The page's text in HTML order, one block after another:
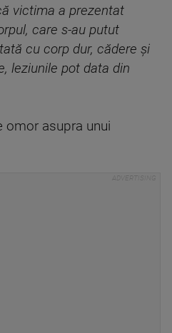
victima a prezentat
care s-au putut
cu corp dur, cădere și
leziunile pot data din
omor asupra unui